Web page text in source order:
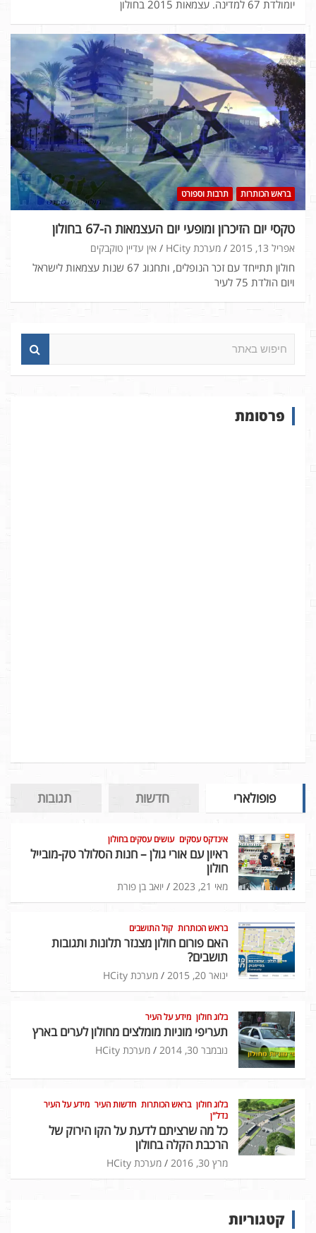
יומולדת 67 למדינה. עצמאות 2015 בחולון
בראש הכותרות תרבות וספורט
טקסי יום הזיכרון ומופעי יום העצמאות ה-67 בחולון
אפריל 13, 2015 מערכת HCity אין עדיין טוקבקים
חולון תתייחד עם זכר הנופלים, ותחגוג 67 שנות עצמאות לישראל
ויום הולדת 75 לעיר
א
פרסומת
פופולארי חדשות תגובות
אינדקס עסקים עושים עסקים בחולון
ראיון עם אורי גולן – חנות הסלולר טק-מובייל
חולון
מאי 21, 2023 יואב בן פורת
בראש הכותרות קול התושבים
האם פורום חולון מצנזר תלונות ותגובות
תושבים?
ינואר 20, 2015 מערכת HCity
בלוג חולון מידע על העיר
תעריפי מוניות מומלצים מחולון לערים בארץ
נובמבר 30, 2014 מערכת HCity
בלוג חולון בראש הכותרות חדשות העיר מידע על העיר
נדל"ן
כל מה שרציתם לדעת על הקו הירוק של
הרכבת הקלה בחולון
מרץ 30, 2016 מערכת HCity
קטגוריות